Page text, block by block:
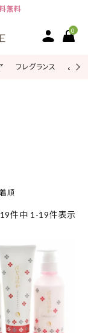
無料
0
フレグランス よじ
順
19件中 1 -19件表示